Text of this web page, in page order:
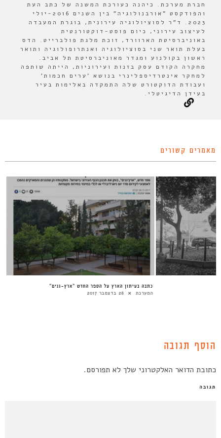
חברת מערכת. כיהנה כעורכת המשנה של כתב העת
והפודקסט "אורבנולוגיה" בין השנים 2016-יולי
2023. ד"ר לסוציולוגיה עירונית, בוגרת המעבדה
לעיצוב עירוני, כיום פוסט-דוקטורנטית
באוניברסיטת הארוורד, זוכת מלגת פולברייט. הדס
בעלת תואר שני בסוציולוגיה ואנתרופולוגיה ותואר
ראשון בקולנוע ומגדר מאוניברסיטת תל אביב.
מחקרה הקודם עסק בזנות ועירוניות, הייתה שותפה
למחקר אינטרדיספלינרי בנושא 'ערים חכמות'
ועבודת הדוקטורט שלה התמקדה באלימות בעיר
בעידן הדיגיטלי.
מאמרים קשורים
כתבה בעיתון הארץ על הספר החדש “ארץ-גנים”
המערכת 28 בדצמבר 2017
הוסף תגובה
כתובת הדואר האלקטרוני שלך לא תפורסם.
תגובה